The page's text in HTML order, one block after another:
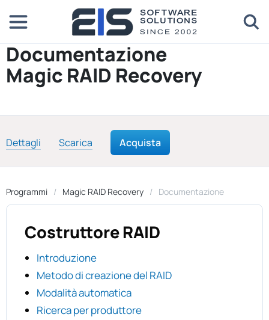
Documentazione
Magic RAID Recovery
Dettagli Scarica Acquista
Programmi Magic RAID Recovery Documentazione
Costruttore RAID
Introduzione
Metodo di creazione del RAID
Modalità automatica
Ricerca per produttore